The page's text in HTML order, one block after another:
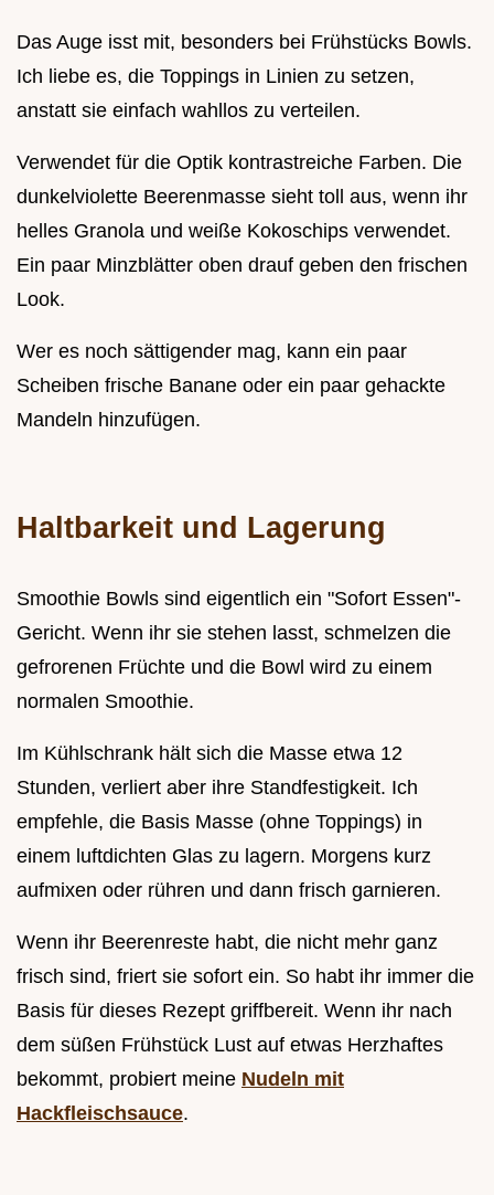
Das Auge isst mit, besonders bei Frühstücks Bowls.
Ich liebe es, die Toppings in Linien zu setzen,
anstatt sie einfach wahllos zu verteilen.
Verwendet für die Optik kontrastreiche Farben. Die
dunkelviolette Beerenmasse sieht toll aus, wenn ihr
helles Granola und weiße Kokoschips verwendet.
Ein paar Minzblätter oben drauf geben den frischen
Look.
Wer es noch sättigender mag, kann ein paar
Scheiben frische Banane oder ein paar gehackte
Mandeln hinzufügen.
Haltbarkeit und Lagerung
Smoothie Bowls sind eigentlich ein "Sofort Essen"-
Gericht. Wenn ihr sie stehen lasst, schmelzen die
gefrorenen Früchte und die Bowl wird zu einem
normalen Smoothie.
Im Kühlschrank hält sich die Masse etwa 12
Stunden, verliert aber ihre Standfestigkeit. Ich
empfehle, die Basis Masse (ohne Toppings) in
einem luftdichten Glas zu lagern. Morgens kurz
aufmixen oder rühren und dann frisch garnieren.
Wenn ihr Beerenreste habt, die nicht mehr ganz
frisch sind, friert sie sofort ein. So habt ihr immer die
Basis für dieses Rezept griffbereit. Wenn ihr nach
dem süßen Frühstück Lust auf etwas Herzhaftes
bekommt, probiert meine Nudeln mit
Hackfleischsauce.